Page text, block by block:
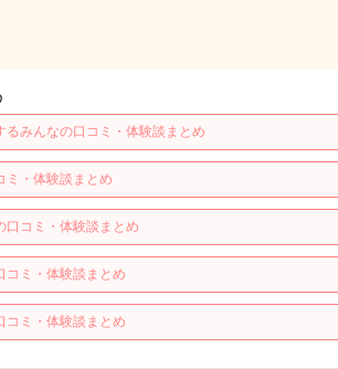
みんなの口コミ・体験談まとめ
ミ・体験談まとめ
口コミ・体験談まとめ
コミ・体験談まとめ
コミ・体験談まとめ